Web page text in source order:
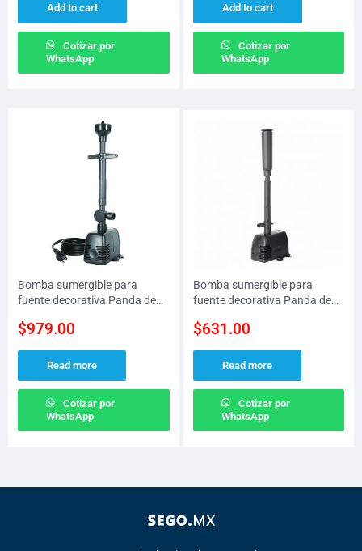
Add to cart
Cotizar por
WhatsApp
Add to cart
Cotizar por
WhatsApp
Bomba sumergible para
fuente decorativa Panda de
2.5 M y 1800 LPH
$979.00
Read more
Cotizar por
WhatsApp
Bomba sumergible para
fuente decorativa Panda de
1.3 M y 800 LPH
$631.00
Read more
Cotizar por
WhatsApp